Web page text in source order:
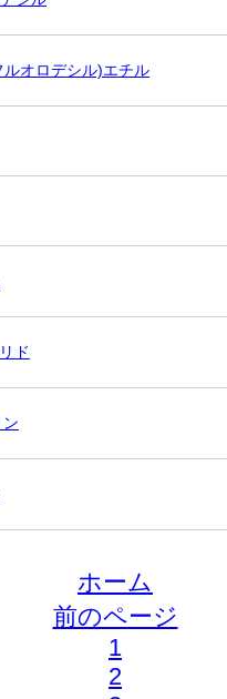
オロデシル)エチル
ド
ホーム
前のページ
1
2